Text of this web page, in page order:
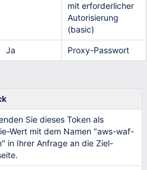
mit erforderlicher
Autorisierung
(basic)
Ja Proxy-Passwort
Sie dieses Token als
Wert mit dem Namen "aws-waf-
in Ihrer Anfrage an die Ziel-